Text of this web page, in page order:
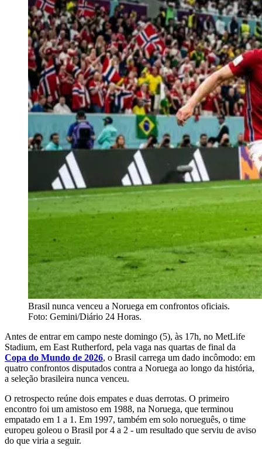
Brasil nunca venceu a Noruega em confrontos oficiais.
Foto: Gemini/Diário 24 Horas.
Antes de entrar em campo neste domingo (5), às 17h, no MetLife
Stadium, em East Rutherford, pela vaga nas quartas de final da
Copa do Mundo de 2026, o Brasil carrega um dado incômodo: em
quatro confrontos disputados contra a Noruega ao longo da história,
a seleção brasileira nunca venceu.
O retrospecto reúne dois empates e duas derrotas. O primeiro
encontro foi um amistoso em 1988, na Noruega, que terminou
empatado em 1 a 1. Em 1997, também em solo norueguês, o time
europeu goleou o Brasil por 4 a 2 - um resultado que serviu de aviso
do que viria a seguir.